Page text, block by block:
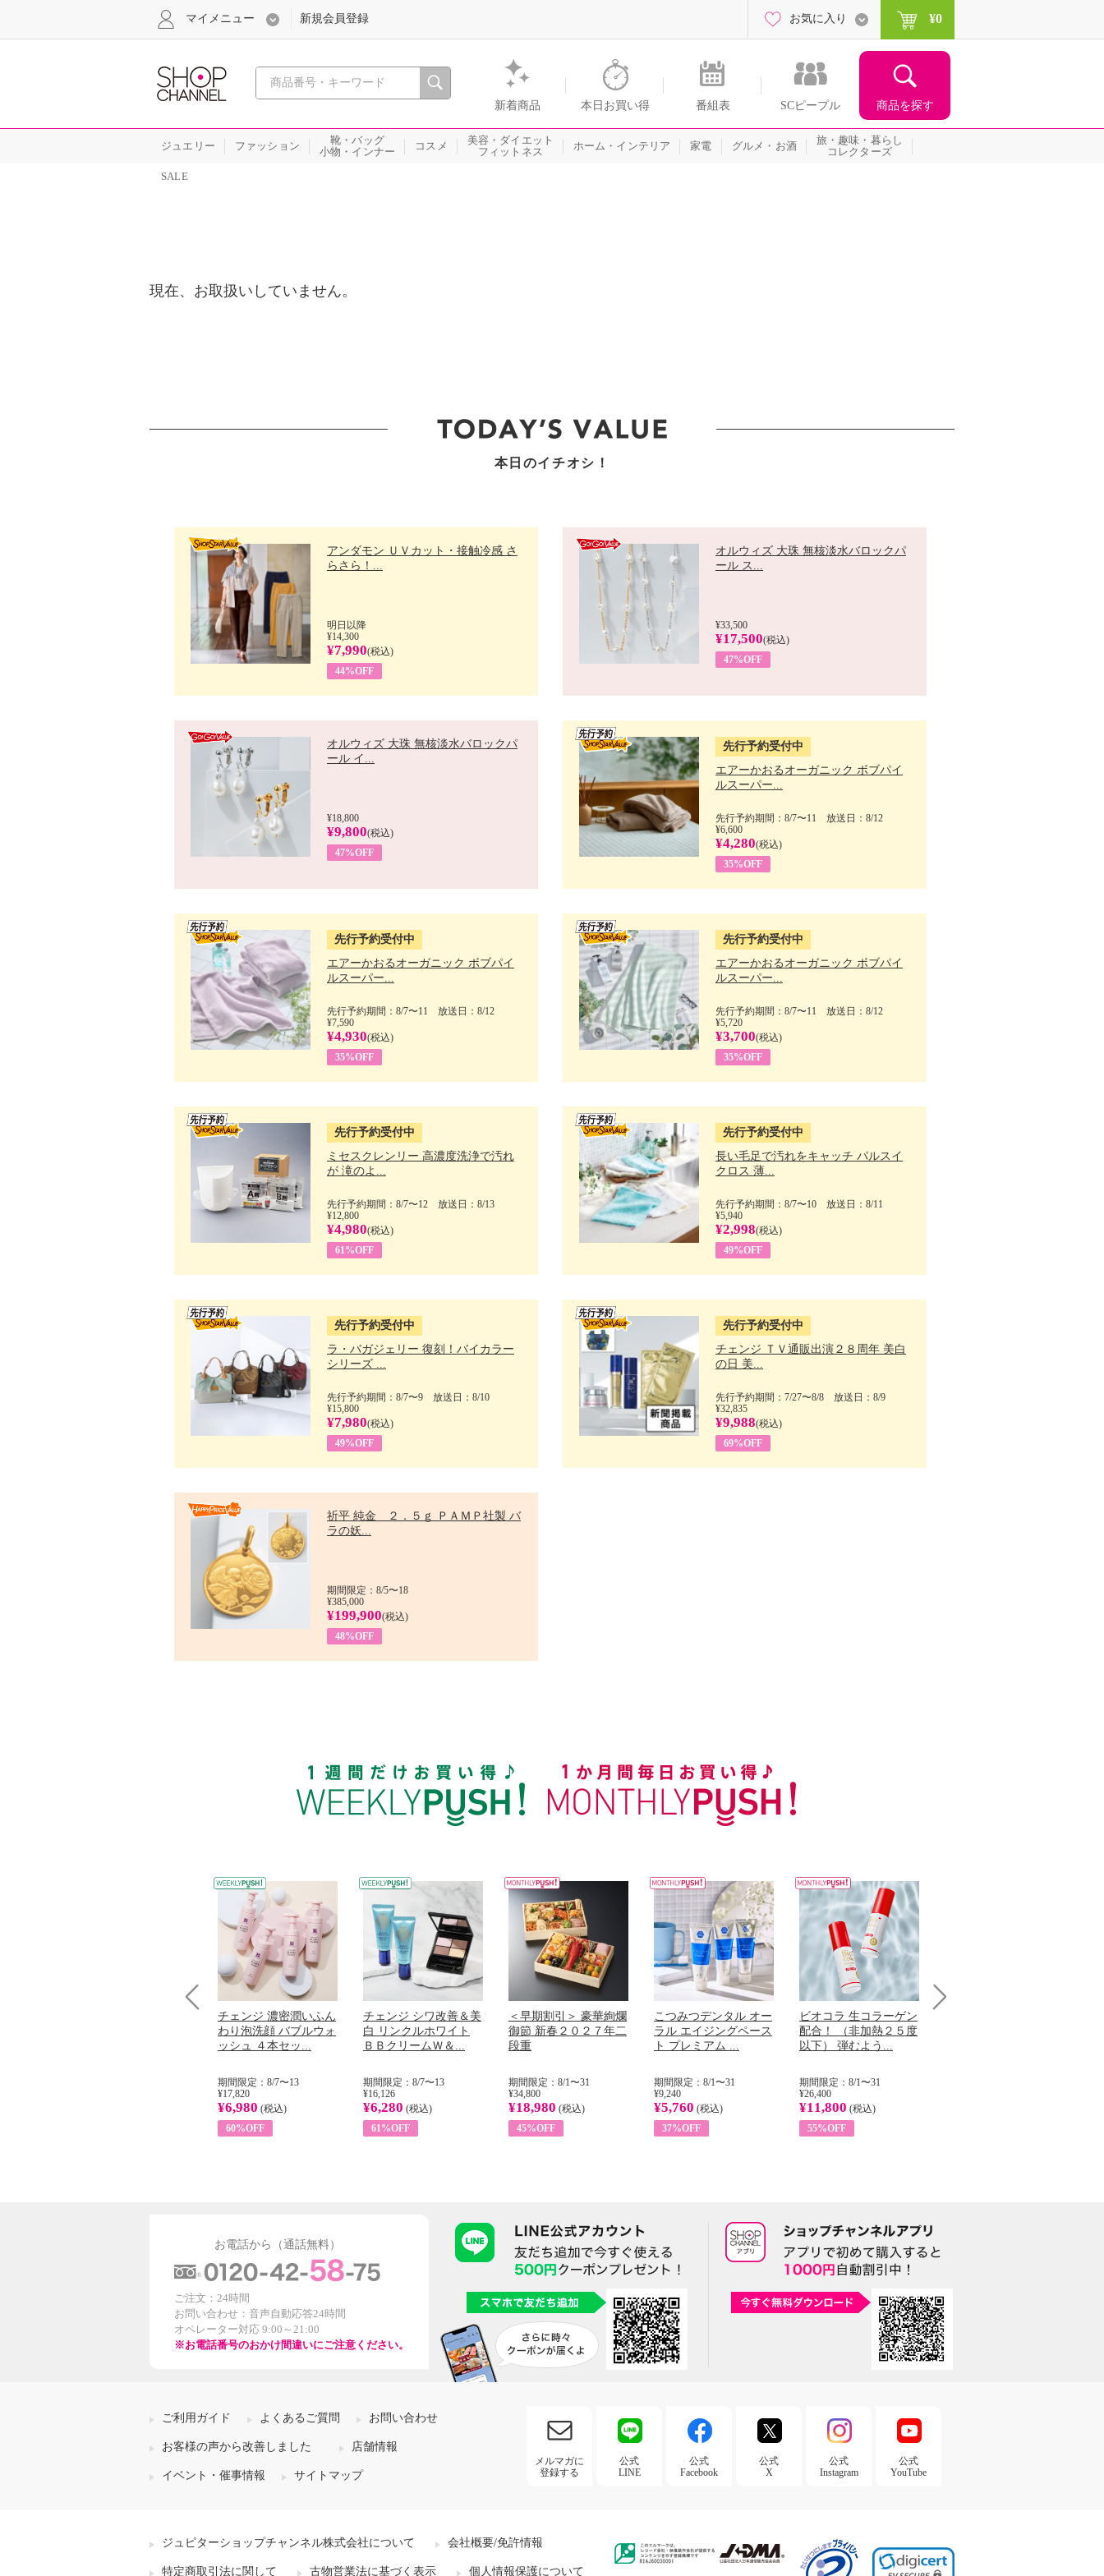
心おどる、瞬間を。通販・テレビショッピングのショップチャンネル
新着商品 本日お買い得 番組表 SCピープル 商品を探す
マイメニュー 新規会員登録 お気に入り ¥0
ジュエリー ファッション
靴・バッグ
小物・インナー
コスメ
美容・ダイエット
フィットネス
ホーム・インテリア 家電 グルメ・お酒
旅・趣味・暮らし
コレクターズ
SALE
現在、お取扱いしていません。
本日のイチオシ！
アンダモン ＵＶカット・接触冷感 さ
らさら！...
明日以降
¥14,300
¥7,990(税込)
44%OFF
オルウィズ 大珠 無核淡水バロックパ
ール ス...
¥33,500
¥17,500(税込)
47%OFF
オルウィズ 大珠 無核淡水バロックパ
ール イ...
¥18,800
¥9,800(税込)
47%OFF
先行予約受付中
エアーかおるオーガニック ボブパイ
ルスーパー...
先行予約期間：8/7〜11 放送日：8/12
¥6,600
¥4,280(税込)
35%OFF
先行予約受付中
エアーかおるオーガニック ボブパイ
ルスーパー...
先行予約期間：8/7〜11 放送日：8/12
¥7,590
¥4,930(税込)
35%OFF
先行予約受付中
エアーかおるオーガニック ボブパイ
ルスーパー...
先行予約期間：8/7〜11 放送日：8/12
¥5,720
¥3,700(税込)
35%OFF
先行予約受付中
ミセスクレンリー 高濃度洗浄で汚れ
が 滝のよ...
先行予約期間：8/7〜12 放送日：8/13
¥12,800
¥4,980(税込)
61%OFF
先行予約受付中
長い毛足で汚れをキャッチ パルスイ
クロス 薄...
先行予約期間：8/7〜10 放送日：8/11
¥5,940
¥2,998(税込)
49%OFF
先行予約受付中
ラ・バガジェリー 復刻！バイカラー
シリーズ ...
先行予約期間：8/7〜9 放送日：8/10
¥15,800
¥7,980(税込)
49%OFF
先行予約受付中
チェンジ ＴＶ通販出演２８周年 美白
の日 美...
先行予約期間：7/27〜8/8 放送日：8/9
¥32,835
¥9,988(税込)
69%OFF
祈平 純金 ２．５ｇ ＰＡＭＰ社製 バ
ラの妖...
期間限定：8/5〜18
¥385,000
¥199,900(税込)
48%OFF
チェンジ 濃密潤いふん
わり泡洗顔 バブルウォ
ッシュ ４本セッ...
期間限定：8/7〜13
¥17,820
¥6,980 (税込)
60%OFF
チェンジ シワ改善＆美
白 リンクルホワイト
ＢＢクリームＷ＆...
期間限定：8/7〜13
¥16,126
¥6,280 (税込)
61%OFF
＜早期割引＞ 豪華絢爛
御節 新春２０２７年二
段重
期間限定：8/1〜31
¥34,800
¥18,980 (税込)
45%OFF
こつみつデンタル オー
ラル エイジングペース
ト プレミアム ...
期間限定：8/1〜31
¥9,240
¥5,760 (税込)
37%OFF
ビオコラ 生コラーゲン
配合！ （非加熱２５度
以下） 弾むよう...
期間限定：8/1〜31
¥26,400
¥11,800 (税込)
55%OFF
お電話から（通話無料）
ご注文：24時間
お問い合わせ：音声自動応答24時間
オペレーター対応 9:00～21:00
※お電話番号のおかけ間違いにご注意ください。
ご利用ガイド よくあるご質問 お問い合わせ
お客様の声から改善しました 店舗情報
イベント・催事情報 サイトマップ
メルマガに
登録する
公式
LINE
公式
Facebook
公式
X
公式
Instagram
公式
YouTube
ジュピターショップチャンネル株式会社について 会社概要/免許情報
特定商取引法に関して 古物営業法に基づく表示 個人情報保護について